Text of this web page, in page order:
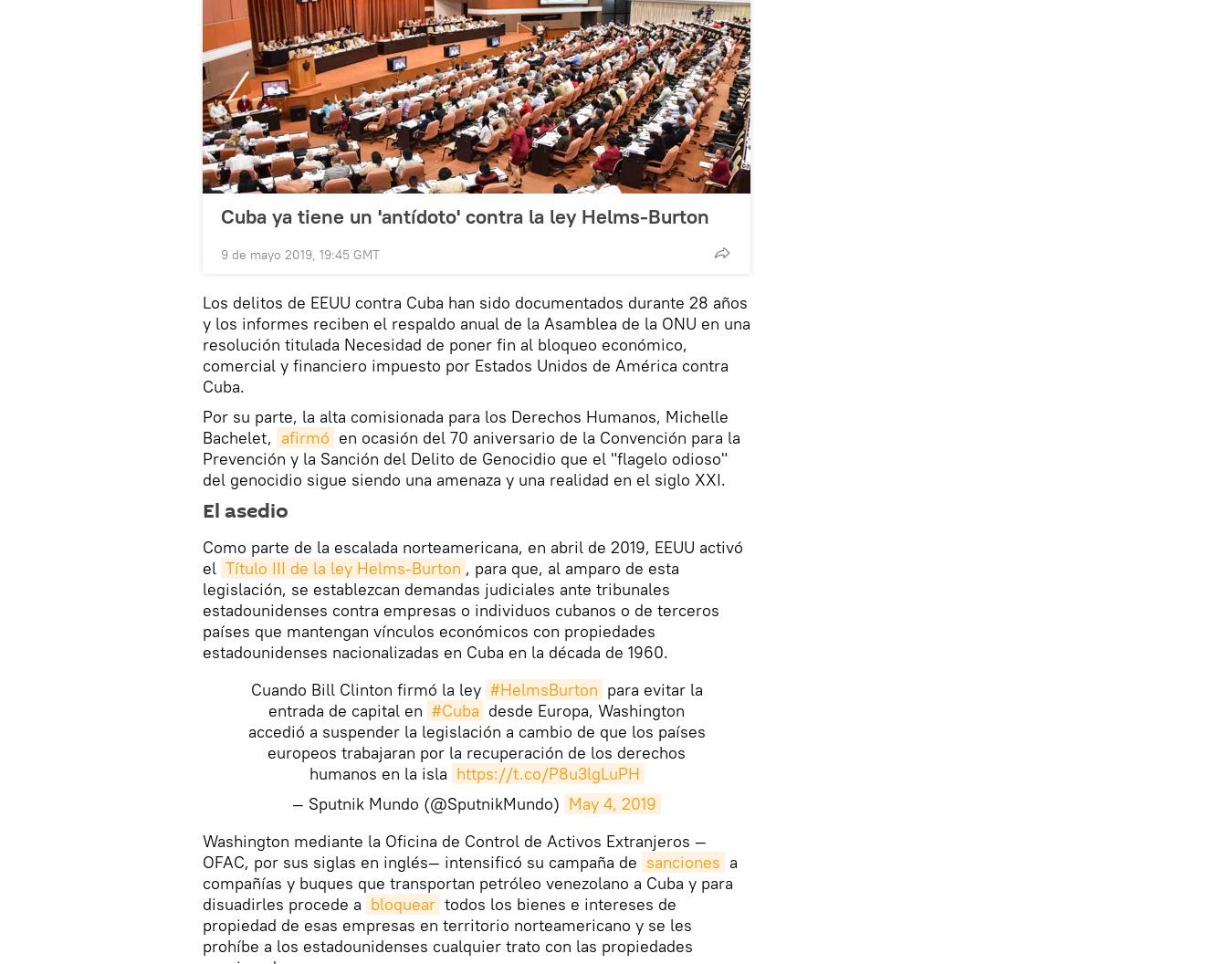
Cuba ya tiene un 'antídoto' contra la ley Helms-Burton
9 de mayo 2019, 19:45 GMT
Los delitos de EEUU contra Cuba han sido documentados durante 28 años
y los informes reciben el respaldo anual de la Asamblea de la ONU en una
resolución titulada Necesidad de poner fin al bloqueo económico,
comercial y financiero impuesto por Estados Unidos de América contra
Cuba.
Por su parte, la alta comisionada para los Derechos Humanos, Michelle
Bachelet, afirmó en ocasión del 70 aniversario de la Convención para la
Prevención y la Sanción del Delito de Genocidio que el "flagelo odioso"
del genocidio sigue siendo una amenaza y una realidad en el siglo XXI.
El asedio
Como parte de la escalada norteamericana, en abril de 2019, EEUU activó
el Título III de la ley Helms-Burton , para que, al amparo de esta
legislación, se establezcan demandas judiciales ante tribunales
estadounidenses contra empresas o individuos cubanos o de terceros
países que mantengan vínculos económicos con propiedades
estadounidenses nacionalizadas en Cuba en la década de 1960.
Cuando Bill Clinton firmó la ley #HelmsBurton para evitar la
entrada de capital en #Cuba desde Europa, Washington
accedió a suspender la legislación a cambio de que los países
europeos trabajaran por la recuperación de los derechos
humanos en la isla https://t.co/P8u3lgLuPH
— Sputnik Mundo (@SputnikMundo) May 4, 2019
​Washington mediante la Oficina de Control de Activos Extranjeros —
OFAC, por sus siglas en inglés— intensificó su campaña de sanciones a
compañías y buques que transportan petróleo venezolano a Cuba y para
disuadirles procede a bloquear todos los bienes e intereses de
propiedad de esas empresas en territorio norteamericano y se les
prohíbe a los estadounidenses cualquier trato con las propiedades